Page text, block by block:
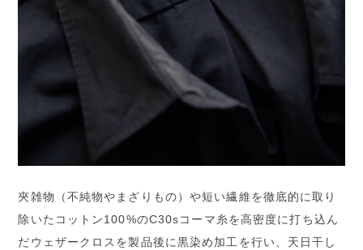
夾雑物（不純物やまざりもの）や短い繊維を徹底的に取り
除いたコットン100%のC30sコーマ糸を高密度に打ち込ん
だウェザークロスを製品後に黒染め加工を行い、天日干し